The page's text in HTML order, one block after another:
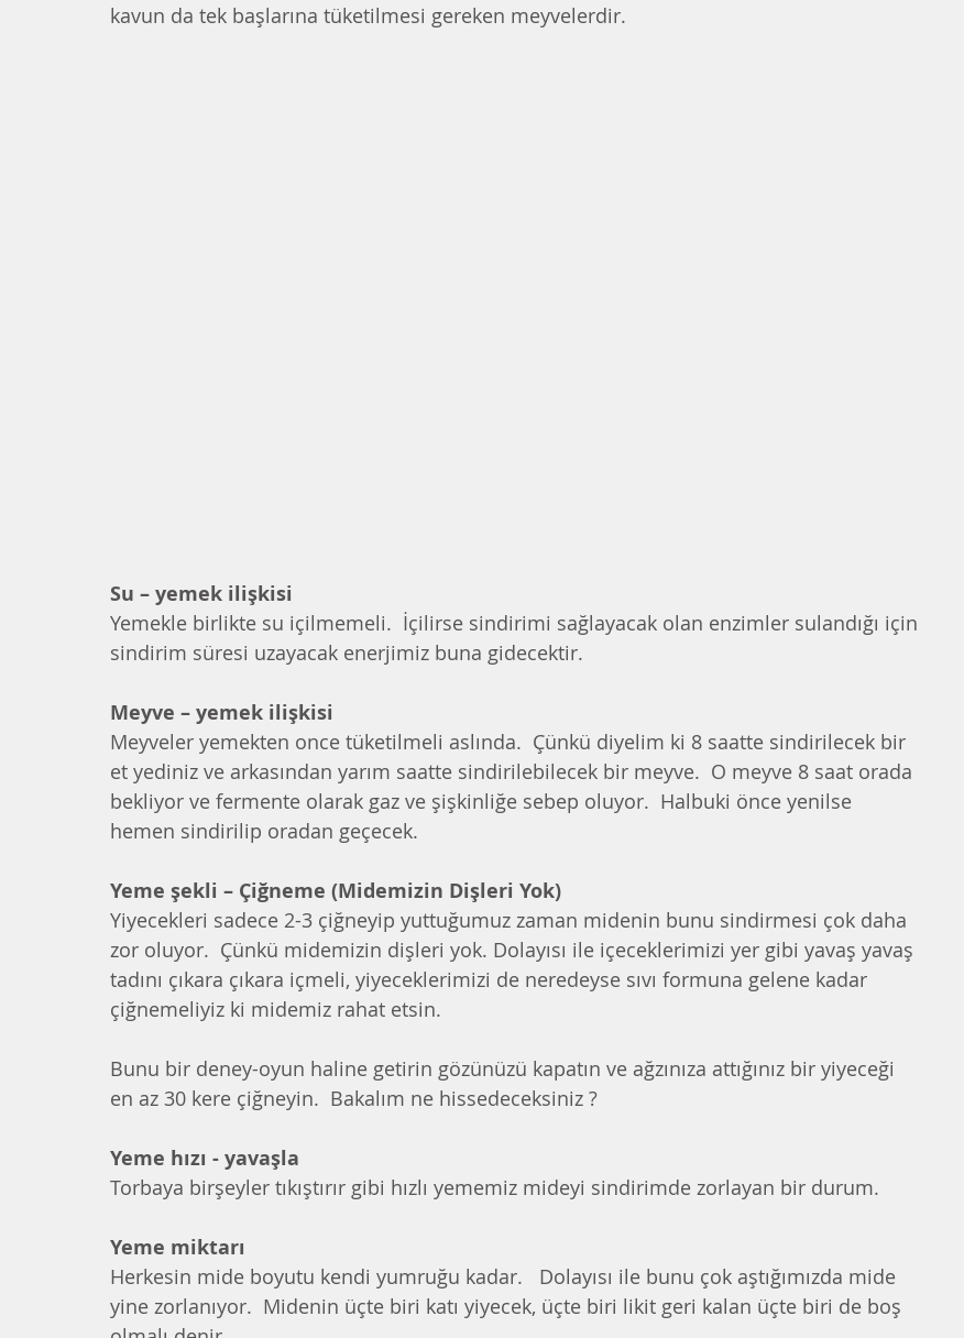
kavun da tek başlarına tüketilmesi gereken meyvelerdir.
Su – yemek ilişkisi
Yemekle birlikte su içilmemeli.  İçilirse sindirimi sağlayacak olan enzimler sulandığı için
sindirim süresi uzayacak enerjimiz buna gidecektir.
Meyve – yemek ilişkisi
Meyveler yemekten once tüketilmeli aslında.  Çünkü diyelim ki 8 saatte sindirilecek bir
et yediniz ve arkasından yarım saatte sindirilebilecek bir meyve.  O meyve 8 saat orada
bekliyor ve fermente olarak gaz ve şişkinliğe sebep oluyor.  Halbuki önce yenilse
hemen sindirilip oradan geçecek.
Yeme şekli – Çiğneme (Midemizin Dişleri Yok)
Yiyecekleri sadece 2-3 çiğneyip yuttuğumuz zaman midenin bunu sindirmesi çok daha
zor oluyor.  Çünkü midemizin dişleri yok. Dolayısı ile içeceklerimizi yer gibi yavaş yavaş
tadını çıkara çıkara içmeli, yiyeceklerimizi de neredeyse sıvı formuna gelene kadar
çiğnemeliyiz ki midemiz rahat etsin.
Bunu bir deney-oyun haline getirin gözünüzü kapatın ve ağzınıza attığınız bir yiyeceği
en az 30 kere çiğneyin.  Bakalım ne hissedeceksiniz ?
Yeme hızı - yavaşla
Torbaya birşeyler tıkıştırır gibi hızlı yememiz mideyi sindirimde zorlayan bir durum.
Yeme miktarı
Herkesin mide boyutu kendi yumruğu kadar.   Dolayısı ile bunu çok aştığımızda mide
yine zorlanıyor.  Midenin üçte biri katı yiyecek, üçte biri likit geri kalan üçte biri de boş